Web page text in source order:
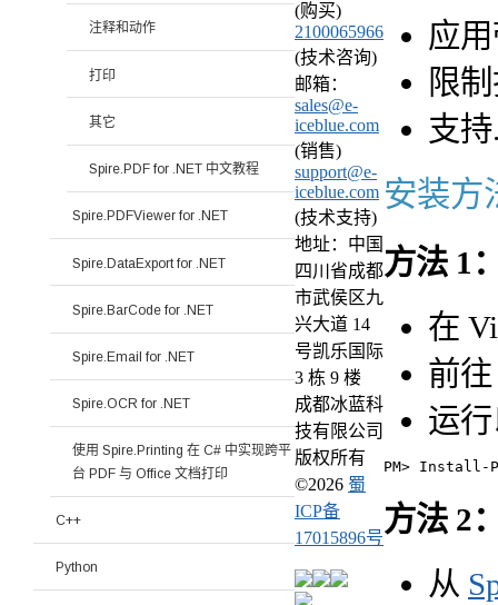
应
限
支
安装方
方法 1
在
前
运
方法 2
从
注释和动作
打印
其它
Spire.PDF for .NET 中文教程
Spire.PDFViewer for .NET
Spire.DataExport for .NET
Spire.BarCode for .NET
Spire.Email for .NET
Spire.OCR for .NET
使用 Spire.Printing 在 C# 中实现跨平
台 PDF 与 Office 文档打印
C++
Python
(购买)
2100065966
(技术咨询)
邮箱：
sales@e-
iceblue.com
(销售)
support@e-
iceblue.com
(技术支持)
地址：中国
四川省成都
市武侯区九
兴大道 14
号凯乐国际
3 栋 9 楼
成都冰蓝科
技有限公司
版权所有
©2026 蜀
ICP备
17015896号